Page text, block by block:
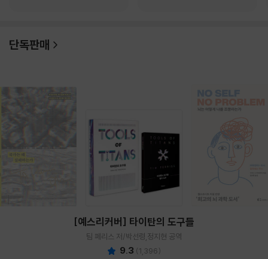
단독판매
[예스리커버] 타이탄의 도구들
팀 페리스 저/박선령,정지현 공역
9.3 (1,396)